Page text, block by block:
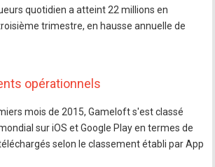
quotidien a atteint 22 millions en
trimestre, en hausse annuelle de
opérationnels
mois de 2015, Gameloft s'est classé
sur iOS et Google Play en termes de
selon le classement établi par App